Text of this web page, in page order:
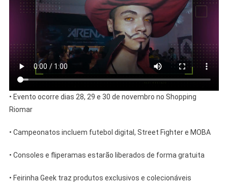
• Evento ocorre dias 28, 29 e 30 de novembro no Shopping
Riomar
• Campeonatos incluem futebol digital, Street Fighter e MOBA
• Consoles e fliperamas estarão liberados de forma gratuita
• Feirinha Geek traz produtos exclusivos e colecionáveis